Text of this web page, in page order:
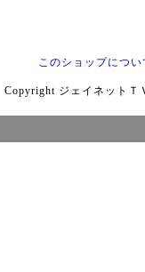
このショップについ
Copyright ジェイネットＴ